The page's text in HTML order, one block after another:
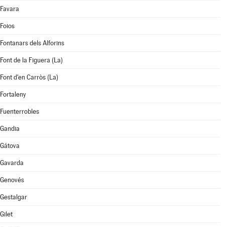
Favara
Foios
Fontanars dels Alforins
Font de la Figuera (La)
Font d'en Carròs (La)
Fortaleny
Fuenterrobles
Gandia
Gátova
Gavarda
Genovés
Gestalgar
Gilet